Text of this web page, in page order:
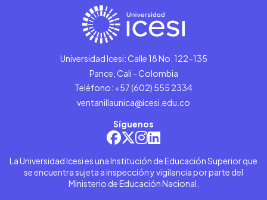
Universidad Icesi: Calle 18 No. 122-135
Pance, Cali - Colombia
Teléfono: +57 (602) 555 2334
ventanillaunica@icesi.edu.co
Síguenos
La Universidad Icesi es una Institución de Educación Superior que
se encuentra sujeta a inspección y vigilancia por parte del
Ministerio de Educación Nacional.